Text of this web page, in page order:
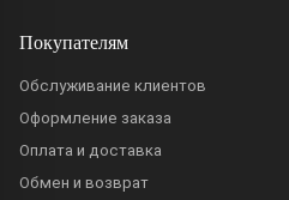
Покупателям
Обслуживание клиентов
Оформление заказа
Оплата и доставка
Обмен и возврат